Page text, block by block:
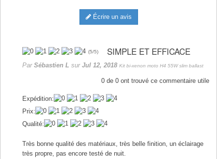
Écrire un avis
(5/5) SIMPLE ET EFFICACE
Par Sébastien L sur Jul 12, 2018 Kit bi-xenon moto H4 55W slim ballast
0 de 0 ont trouvé ce commentaire utile
Expédition:
Prix:
Qualité:
Très bonne qualité des matériaux, très belle finition, un éclairage
très propre, pas encore testé de nuit.